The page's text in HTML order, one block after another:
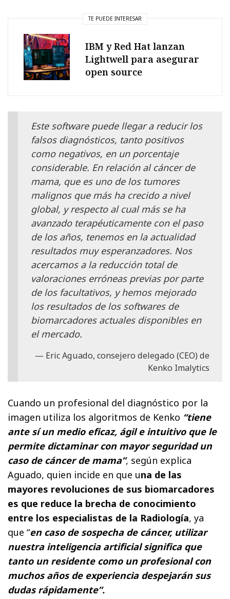
TE PUEDE INTERESAR
IBM y Red Hat lanzan
Lightwell para asegurar
open source
Este software puede llegar a reducir los
falsos diagnósticos, tanto positivos
como negativos, en un porcentaje
considerable. En relación al cáncer de
mama, que es uno de los tumores
malignos que más ha crecido a nivel
global, y respecto al cual más se ha
avanzado terapéuticamente con el paso
de los años, tenemos en la actualidad
resultados muy esperanzadores. Nos
acercamos a la reducción total de
valoraciones erróneas previas por parte
de los facultativos, y hemos mejorado
los resultados de los softwares de
biomarcadores actuales disponibles en
el mercado.
Eric Aguado, consejero delegado (CEO) de
Kenko Imalytics
Cuando un profesional del diagnóstico por la
imagen utiliza los algoritmos de Kenko “tiene
ante sí un medio eficaz, ágil e intuitivo que le
permite dictaminar con mayor seguridad un
caso de cáncer de mama”, según explica
Aguado, quien incide en que una de las
mayores revoluciones de sus biomarcadores
es que reduce la brecha de conocimiento
entre los especialistas de la Radiología, ya
que “en caso de sospecha de cáncer, utilizar
nuestra inteligencia artificial significa que
tanto un residente como un profesional con
muchos años de experiencia despejarán sus
dudas rápidamente”.